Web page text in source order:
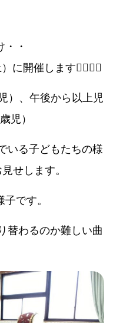
・
に開催します🏃‍♀️⛹️‍♀️
）、午後から以上児
児）
いる子どもたちの様
せします。
です。
替わるのか難しい曲